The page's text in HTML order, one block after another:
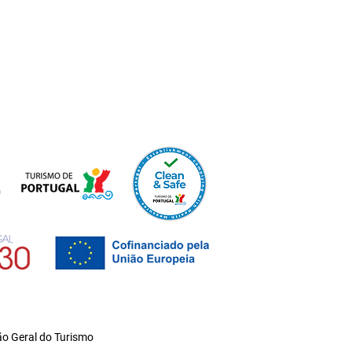
Geral do Turismo